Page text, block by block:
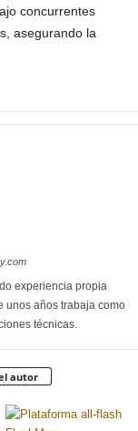
concurrentes
asegurando la
experiencia propia
unos años trabaja como
técnicas.
autor